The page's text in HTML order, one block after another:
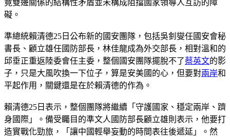
竟雙邊關係的結構性矛盾並未構成阻擋國家領導人互訪的障
礙。
準總統賴清德25日公布新的國安團隊，包括吳釗燮任國安會秘
書長、顧立雄任國防部長，林佳龍成為外交部長，相對溫和的
邱垂正重返陸委會任主委，整個國安團隊擺脫不了蔡英文的影
子，只是大風吹換一下位子，算是安美國的心，但要對兩岸和
平起作用，關鍵還是在於賴清德的作為。
賴清德25日表示，整個團隊將繼續「守護國家、穩定兩岸、躋
身國際」。備受矚目的準文人國防部長顧立雄則表示，他要打
造實戰化勁旅，「讓中國輕舉妄動的時間表往後遞延」。然